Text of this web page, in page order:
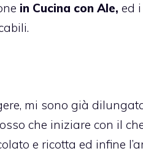
in Cucina con Ale, ed i
mi sono già
che iniziare con il
e ricotta ed infine l’